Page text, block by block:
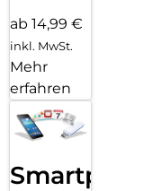
ab 14,99 €
inkl. MwSt.
Mehr
erfahren
Smartphone